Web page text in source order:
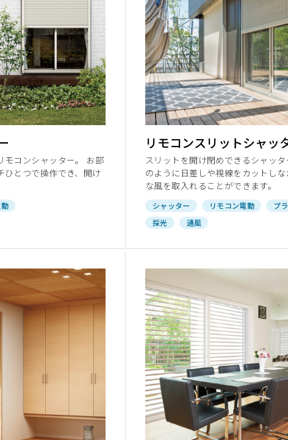
ショールームご見学ガイド
おうち de ショールーム
モコンシャッター。 お部
ひとつで操作でき、開け
リモコンスリットシャッ
スリットを開け閉めできるシャッ
のように日差しや視線をカットし
な風を取入れることができます。
シャッター リモコン電動
プ
採光
通風